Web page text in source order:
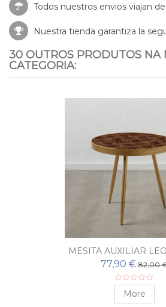
Todos nuestros envios viajan
Nuestra tienda garantiza la
30 OUTROS PRODUTOS NA
CATEGORIA:
MESITA AUXILIAR
77,90 € 82,00
More